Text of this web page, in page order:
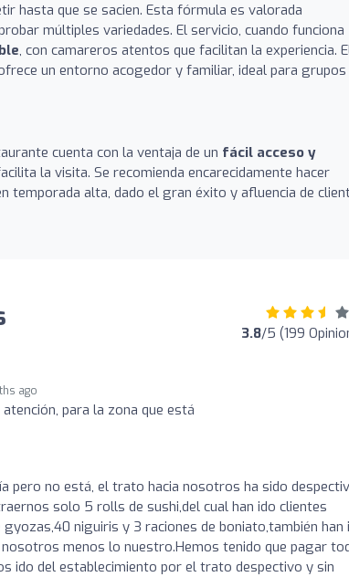
hasta que se sacien. Esta fórmula es valorada
múltiples variedades. El servicio, cuando funciona
, con camareros atentos que facilitan la experiencia.
un entorno acogedor y familiar, ideal para grupos
cuenta con la ventaja de un fácil acceso y
la visita. Se recomienda encarecidamente hacer
temporada alta, dado el gran éxito y afluencia de
3.8/5 (199
ago
para la zona que está
pero no está, el trato hacia nosotros ha sido
solo 5 rolls de sushi,del cual han ido clientes
niguiris y 3 raciones de boniato,también han
menos lo nuestro.Hemos tenido que pagar
ido del establecimiento por el trato despectivo y sin